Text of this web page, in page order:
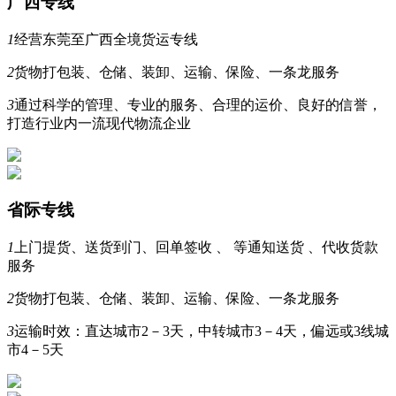
1经营东莞至广西全境货运专线
2货物打包装、仓储、装卸、运输、保险、一条龙服务
3通过科学的管理、专业的服务、合理的运价、良好的信誉，
打造行业内一流现代物流企业
省际专线
1 上门提货、送货到门、回单签收 、 等通知送货 、代收货款
服务
2货物打包装、仓储、装卸、运输、保险、一条龙服务
3运输时效：直达城市2－3天，中转城市3－4天，偏远或3线城
市4－5天